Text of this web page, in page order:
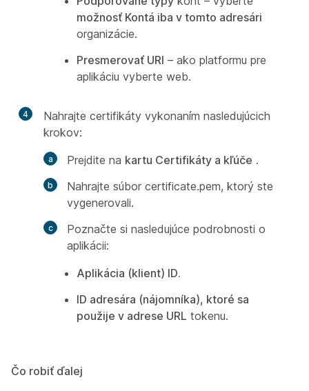
možnosť Kontá iba v tomto adresári
organizácie.
Presmerovať URI – ako platformu pre
aplikáciu vyberte web.
4
Nahrajte certifikáty vykonaním nasledujúcich
krokov:
Prejdite na kartu Certifikáty a kľúče .
Nahrajte súbor certificate.pem, ktorý ste
vygenerovali.
Poznačte si nasledujúce podrobnosti o
aplikácii:
Aplikácia (klient) ID.
ID adresára (nájomníka), ktoré sa
použije v adrese URL tokenu.
Čo robiť ďalej